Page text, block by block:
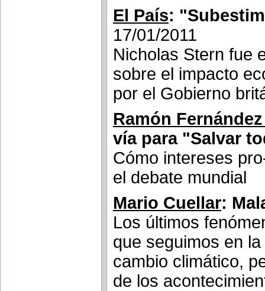
El País:
17/01/2011
Nicholas Stern fue
sobre el impacto
por el Gobierno
Ramón
vía para "Salvar
Cómo intereses
el debate mundial
Mario Cuellar:
Los últimos
que seguimos en
cambio climático,
de los